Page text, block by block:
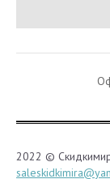
2022 ©